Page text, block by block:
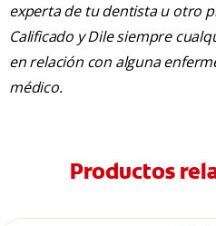
experta de tu dentista u otro
Calificado y Dile siempre
en relación con alguna
médico.
Productos